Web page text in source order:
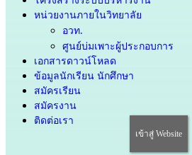
หน่วยงานภายในวิทยาลัย
อวท.
ศูนย์บ่มเพาะผู้ประกอบการ
เอกสารดาวน์โหลด
ข้อมูลนักเรียน นักศึกษา
สมัครเรียน
สมัครงาน
ติดต่อเรา
เข้าสู่ Website